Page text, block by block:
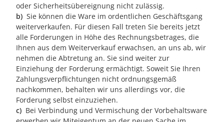
oder Sicherheitsübereignung nicht zulässig.
b) Sie können die Ware im ordentlichen Geschäftsgang
weiterverkaufen. Für diesen Fall treten Sie bereits jetzt
alle Forderungen in Höhe des Rechnungsbetrages, die
Ihnen aus dem Weiterverkauf erwachsen, an uns ab, wir
nehmen die Abtretung an. Sie sind weiter zur
Einziehung der Forderung ermächtigt. Soweit Sie Ihren
Zahlungsverpflichtungen nicht ordnungsgemäß
nachkommen, behalten wir uns allerdings vor, die
Forderung selbst einzuziehen.
c) Bei Verbindung und Vermischung der Vorbehaltsware